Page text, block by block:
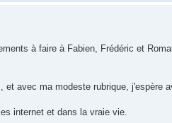
à faire à Fabien, Frédéric et
avec ma modeste rubrique, j'espère
internet et dans la vraie vie.